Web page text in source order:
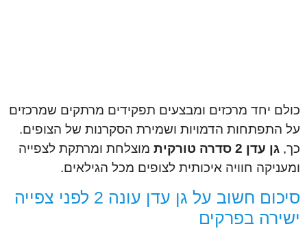
כולם יחד מרכזים ומבצעים תפקידים מרתקים שמרכזים
על התפתחות הדמויות ושמירת הסקרנות של הצופים.
כך, גן עדן 2 סדרה טורקית
מוצלחת ומרתקת לצפייה
ומעניקה חוויה איכותית לצופים מכל הגילאים.
סיכום חשוב על גן עדן עונה 2 לפני צפייה
ישירה בפרקים